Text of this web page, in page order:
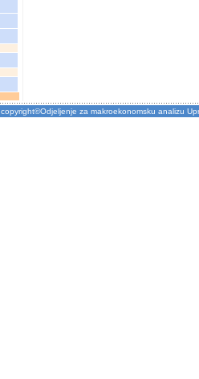
copyright©Odjeljenje za makroekonomsku analizu